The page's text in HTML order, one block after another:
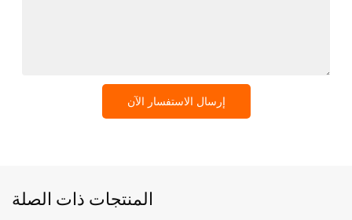
إرسال الاستفسار الآن
المنتجات ذات الصلة